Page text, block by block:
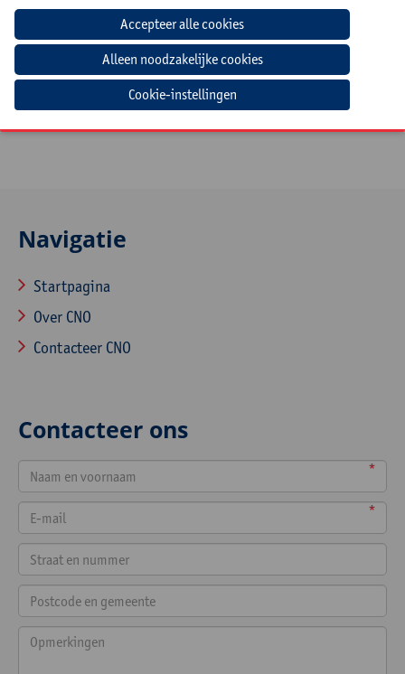
Doelgroep
Directie, middenkader, preventieadviseurs
(basisonderwijs, (buiten)gewoon secundair,
volwassenen- en hoger onderwijs)
Navigatie
Startpagina
Over CNO
Contacteer CNO
Contacteer ons
*
*
Cookie-instellingen